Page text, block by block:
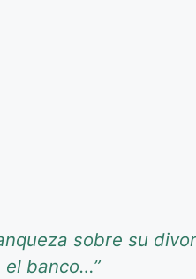
sobre su
el banco…”